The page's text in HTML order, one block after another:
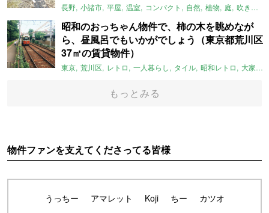
長野 小諸市 平屋 温室 コンパクト 自然 植物 庭 吹き抜け
昭和のおっちゃん物件で、柿の木を眺めなが
ら、昼風呂でもいかがでしょう（東京都荒川区
37㎡の賃貸物件）
東京 荒川区 レトロ 一人暮らし タイル 昭和レトロ 大家女子
もっとみる
物件ファンを支えてくださってる皆様
うっちー アマレット Koji ちー
カツオ